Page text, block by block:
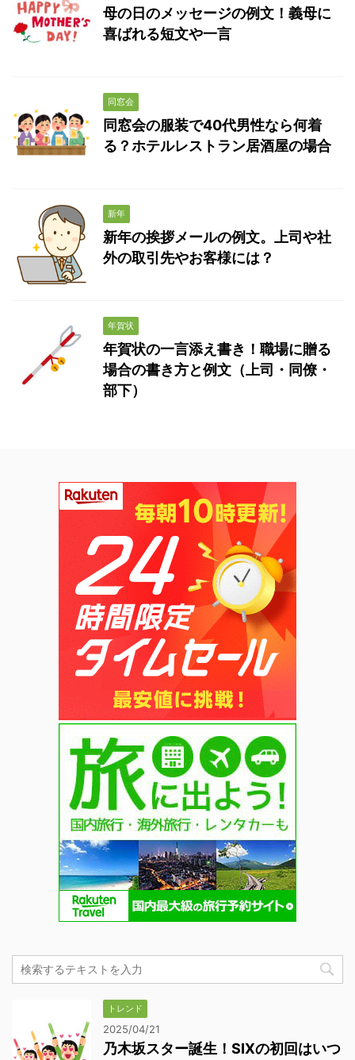
母の日のメッセージの例文！義母に
喜ばれる短文や一言
同窓会
同窓会の服装で40代男性なら何着
る？ホテルレストラン居酒屋の場合
新年
新年の挨拶メールの例文。上司や社
外の取引先やお客様には？
年賀状
年賀状の一言添え書き！職場に贈る
場合の書き方と例文（上司・同僚・
部下）
トレンド
2025/04/21
乃木坂スター誕生！SIXの初回はいつ